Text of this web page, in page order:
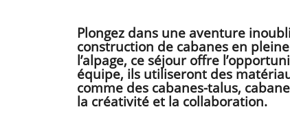
Plongez dans une aventure
construction de cabanes en
l’alpage, ce séjour offre
équipe, ils utiliseront des
comme des cabanes-talus,
la créativité et la collaboration.